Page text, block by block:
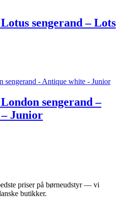
sengerand – Lots
sengerand –
Junior
priser på børneudstyr — vi
butikker.